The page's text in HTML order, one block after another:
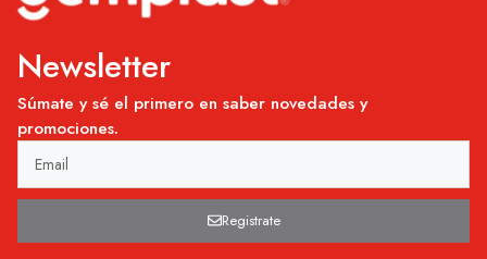
Newsletter
Súmate y sé el primero en saber novedades y
promociones.
Registrate